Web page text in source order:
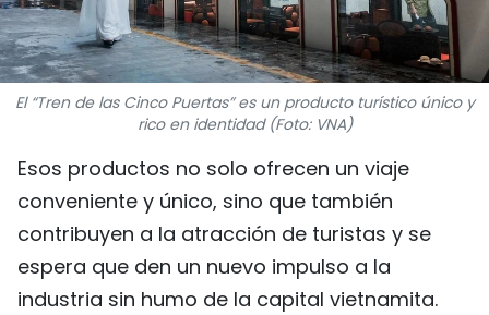
¿QUIÉNES SOMOS?
TIẾNG VIỆT
ENGLISH
中文
FRANÇAIS
РУССКИЙ
El “Tren de las Cinco Puertas” es un producto turístico único y
rico en identidad (Foto: VNA)
Esos productos no solo ofrecen un viaje
conveniente y único, sino que también
contribuyen a la atracción de turistas y se
espera que den un nuevo impulso a la
industria sin humo de la capital vietnamita.